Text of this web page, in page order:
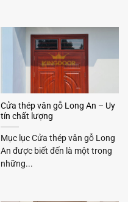
Cửa thép vân gỗ Long An – Uy
tín chất lượng
Mục lục Cửa thép vân gỗ Long
An được biết đến là một trong
những...